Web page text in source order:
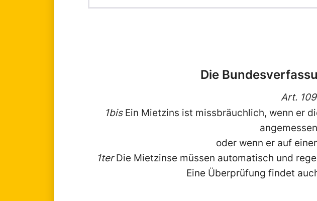
Die
Art.
1bisEin Mietzins ist missbräuchlich, wenn er
oder wenn er auf
1terDie Mietzinse müssen automatisch und
Eine Überprüfung findet